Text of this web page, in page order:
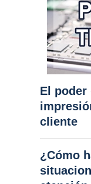
El poder
cliente
¿Cómo